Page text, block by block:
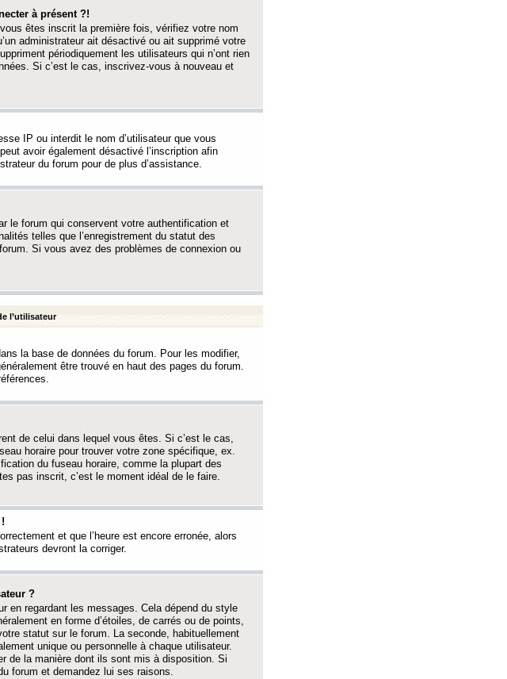
à présent ?!
êtes inscrit la première fois, vérifiez votre nom
administrateur ait désactivé ou ait supprimé votre
périodiquement les utilisateurs qui n’ont rien
Si c’est le cas, inscrivez-vous à nouveau et
IP ou interdit le nom d’utilisateur que vous
avoir également désactivé l’inscription afin
du forum pour de plus d’assistance.
le forum qui conservent votre authentification et
telles que l’enregistrement du statut des
Si vous avez des problèmes de connexion ou
l’utilisateur
la base de données du forum. Pour les modifier,
être trouvé en haut des pages du forum.
de celui dans lequel vous êtes. Si c’est le cas,
horaire pour trouver votre zone spécifique, ex.
du fuseau horaire, comme la plupart des
pas inscrit, c’est le moment idéal de le faire.
et que l’heure est encore erronée, alors
devront la corriger.
?
en regardant les messages. Cela dépend du style
en forme d’étoiles, de carrés ou de points,
statut sur le forum. La seconde, habituellement
unique ou personnelle à chaque utilisateur.
de la manière dont ils sont mis à disposition. Si
forum et demandez lui ses raisons.